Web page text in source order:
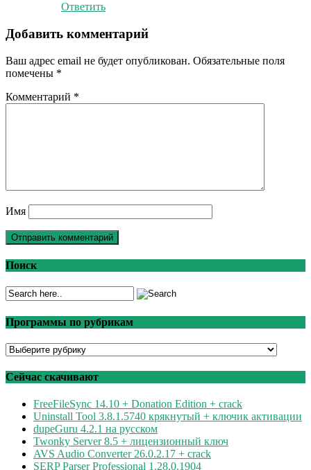
Ответить
Добавить комментарий
Ваш адрес email не будет опубликован. Обязательные поля
помечены *
Комментарий *
Имя
Поиск
Программы по рубрикам
Программы
рубрикам
Сейчас скачивают
FreeFileSync 14.10 + Donation Edition + crack
Uninstall Tool 3.8.1.5740 крякнутый + ключик активации
dupeGuru 4.2.1 на русском
Twonky Server 8.5 + лицензионный ключ
AVS Audio Converter 26.0.2.17 + crack
SERP Parser Professional 1.28.0.1904